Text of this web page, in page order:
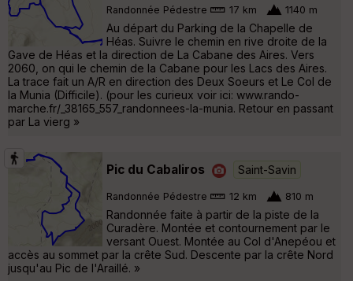
Randonnée Pédestre 17 km 1140 m
Au départ du Parking de la Chapelle de
Héas. Suivre le chemin en rive droite de la
Gave de Héas et la direction de La Cabane des Aires. Vers
2060, on qui le chemin de la Cabane pour les Lacs des Aires.
La trace fait un A/R en direction des Deux Soeurs et Le Col de
la Munia (Difficile). (pour les curieux voir ici: www.rando-
marche.fr/_38165_557_randonnees-la-munia. Retour en passant
par La vierg »
Pic du Cabaliros Saint-Savin
Randonnée Pédestre 12 km 810 m
Randonnée faite à partir de la piste de la
Curadère. Montée et contournement par le
versant Ouest. Montée au Col d'Anepéou et
accès au sommet par la crête Sud. Descente par la crête Nord
jusqu'au Pic de l'Araillé. »